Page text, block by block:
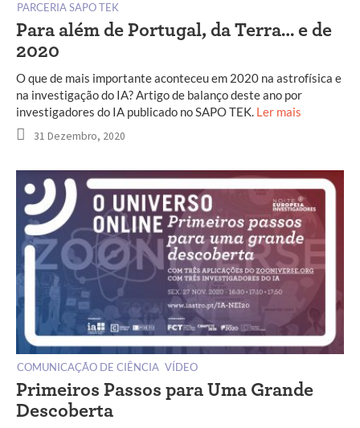
PARCERIA SAPO TEK
Para além de Portugal, da Terra… e de
2020
O que de mais importante aconteceu em 2020 na astrofísica e
na investigação do IA? Artigo de balanço deste ano por
investigadores do IA publicado no SAPO TEK. Ler mais
31 Dezembro, 2020
COMUNICAÇÃO DE CIÊNCIA VÍDEO
Primeiros Passos para Uma Grande
Descoberta